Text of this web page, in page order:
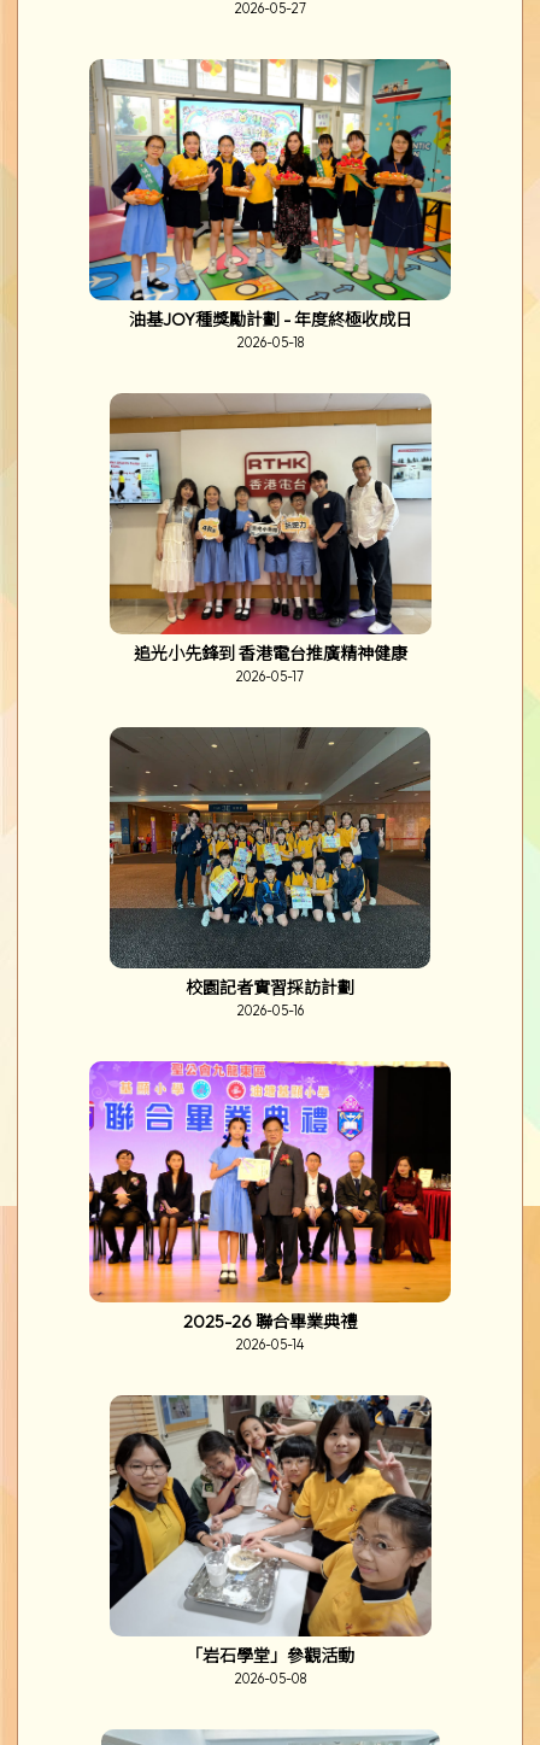
2026-05-27
油基JOY種獎勵計劃 - 年度終極收成日
2026-05-18
追光小先鋒到 香港電台推廣精神健康
2026-05-17
校園記者實習採訪計劃
2026-05-16
2025-26 聯合畢業典禮
2026-05-14
「岩石學堂」參觀活動
2026-05-08